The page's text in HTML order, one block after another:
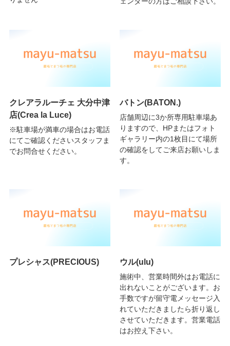
クレアラルーチェ 大分中津
店(Crea la Luce)
※駐車場が満車の場合はお電話
にてご確認くださいスタッフま
でお問合せください。
バトン(BATON.)
店舗周辺に3か所専用駐車場あ
りますので、HPまたはフォト
ギャラリー内の1枚目にて場所
の確認をしてご来店お願いしま
す。
プレシャス(PRECIOUS) ウル(ulu)
施術中、営業時間外はお電話に
出れないことがございます。お
手数ですが留守電メッセージ入
れていただきましたら折り返し
させていただきます。営業電話
はお控え下さい。